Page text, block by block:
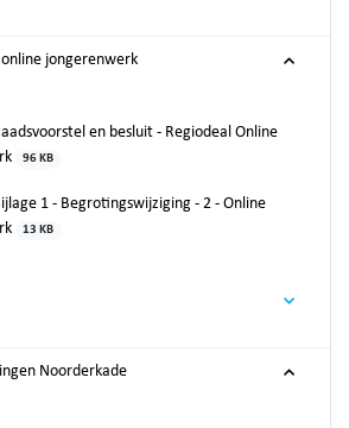
jongerenwerk
en besluit - Regiodeal Online
96 KB
1 - Begrotingswijziging - 2 - Online
13 KB
Noorderkade